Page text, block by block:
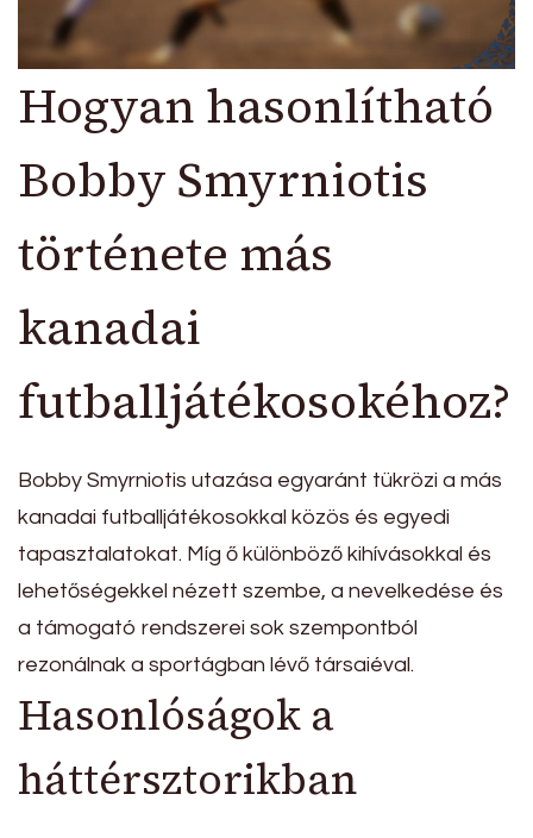
Hogyan hasonlítható
Bobby Smyrniotis
története más
kanadai
futballjátékosokéhoz?
Bobby Smyrniotis utazása egyaránt tükrözi a más
kanadai futballjátékosokkal közös és egyedi
tapasztalatokat. Míg ő különböző kihívásokkal és
lehetőségekkel nézett szembe, a nevelkedése és
a támogató rendszerei sok szempontból
rezonálnak a sportágban lévő társaiéval.
Hasonlóságok a
háttérsztorikban